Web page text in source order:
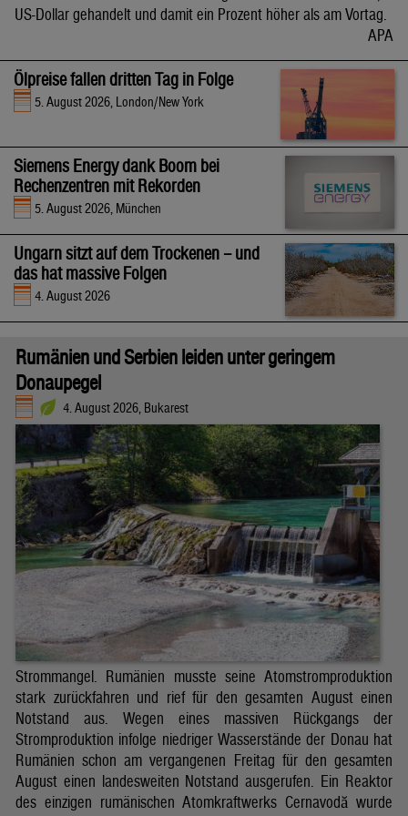
US-Dollar gehandelt und damit ein Prozent höher als am Vortag.
APA
Ölpreise fallen dritten Tag in Folge
5. August 2026, London/New York
Siemens Energy dank Boom bei
Rechenzentren mit Rekorden
5. August 2026, München
Ungarn sitzt auf dem Trockenen – und
das hat massive Folgen
4. August 2026
Rumänien und Serbien leiden unter geringem
Donaupegel
4. August 2026, Bukarest
Strommangel. Rumänien musste seine Atomstromproduktion
stark zurückfahren und rief für den gesamten August einen
Notstand aus. Wegen eines massiven Rückgangs der
Stromproduktion infolge niedriger Wasserstände der Donau hat
Rumänien schon am vergangenen Freitag für den gesamten
August einen landesweiten Notstand ausgerufen. Ein Reaktor
des einzigen rumänischen Atomkraftwerks Cernavodă wurde